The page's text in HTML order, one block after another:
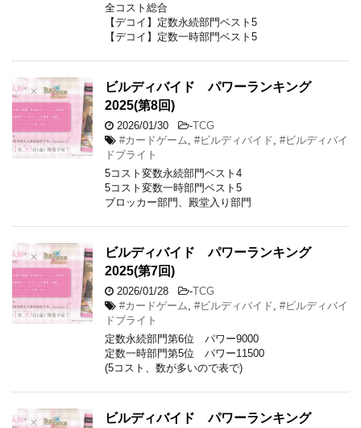
全コスト総合
【デコイ】定数永続部門ベスト5
【デコイ】定数一時部門ベスト5
ビルディバイド パワーランキング
2025(第8回)
2026/01/30 -TCG
#カードゲーム
#ビルディバイド #ビルディバイ
ドブライト
5コスト変数永続部門ベスト4
5コスト変数一時部門ベスト5
ブロッカー部門、殿堂入り部門
ビルディバイド パワーランキング
2025(第7回)
2026/01/28 -TCG
#カードゲーム
#ビルディバイド #ビルディバイ
ドブライト
定数永続部門第6位 パワー9000
定数一時部門第5位 パワー11500
(5コスト、数が多いので表で)
ビルディバイド パワーランキング